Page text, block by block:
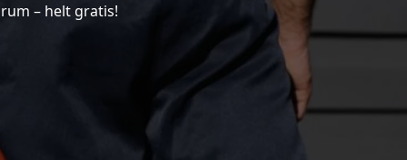
– helt gratis!